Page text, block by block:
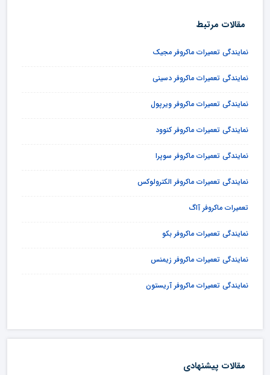
مقالات مرتبط
نمایندگی تعمیرات ماکروفر مجیک
نمایندگی تعمیرات ماکروفر دسینی
نمایندگی تعمیرات ماکروفر ویرپول
نمایندگی تعمیرات ماکروفر کنوود
نمایندگی تعمیرات ماکروفر سوپرا
نمایندگی تعمیرات ماکروفر الکترولوکس
تعمیرات ماکروفر آاگ
نمایندگی تعمیرات ماکروفر بکو
نمایندگی تعمیرات ماکروفر زیمنس
نمایندگی تعمیرات ماکروفر آریستون
مقالات پیشنهادی